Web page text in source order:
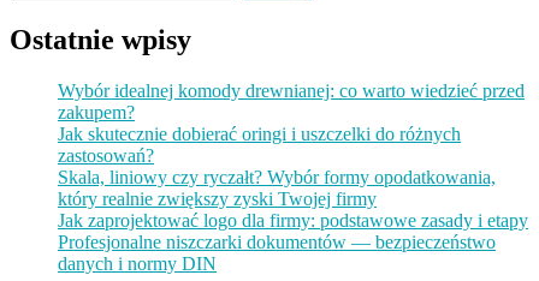
Ostatnie wpisy
Wybór idealnej komody drewnianej: co warto wiedzieć przed
zakupem?
Jak skutecznie dobierać oringi i uszczelki do różnych
zastosowań?
Skala, liniowy czy ryczałt? Wybór formy opodatkowania,
który realnie zwiększy zyski Twojej firmy
Jak zaprojektować logo dla firmy: podstawowe zasady i etapy
Profesjonalne niszczarki dokumentów — bezpieczeństwo
danych i normy DIN